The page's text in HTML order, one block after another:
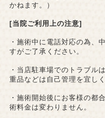
かねます。）
[当院ご利用上の注意]
・施術中に電話対応の為、
すがご了承ください。
・当店駐車場でのトラブル
重品などは自己管理を宜し
・施術開始後にお客様の都
術料金は変わりません。